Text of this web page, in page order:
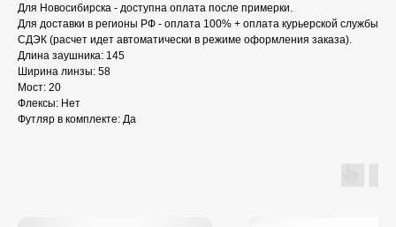
Для Новосибирска - доступна оплата после примерки.
Для доставки в регионы РФ - оплата 100% + оплата курьерской службы
СДЭК (расчет идет автоматически в режиме оформления заказа).
Длина заушника: 145
Ширина линзы: 58
Мост: 20
Флексы: Нет
Футляр в комплекте: Да